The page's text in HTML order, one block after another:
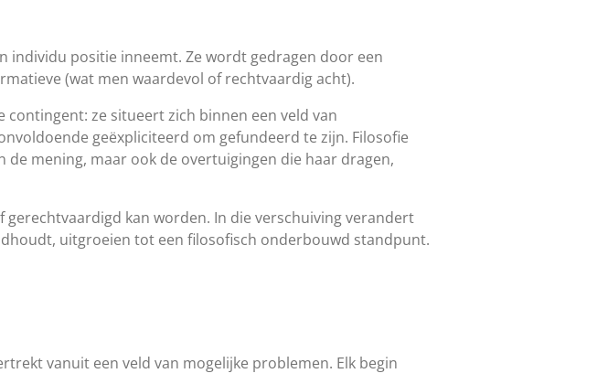
individu positie inneemt. Ze wordt gedragen door een
(wat men waardevol of rechtvaardig acht).
ze situeert zich binnen een veld van
geëxpliciteerd om gefundeerd te zijn. Filosofie
mening, maar ook de overtuigingen die haar dragen,
kan worden. In die verschuiving verandert
uitgroeien tot een filosofisch onderbouwd standpunt.
vanuit een veld van mogelijke problemen. Elk begin